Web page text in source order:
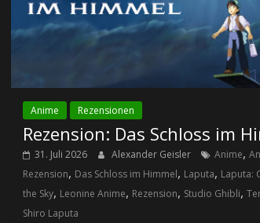
Anime Rezensionen
Rezension: Das Schloss im
31. Juli 2026 Alexander Geisler Anime,
Rezension, Das Schloss im Himmel, Laputa, Laputa:
the Sky, Leonine Anime, Rezension, Studio Ghibli,
Shiro Laputa